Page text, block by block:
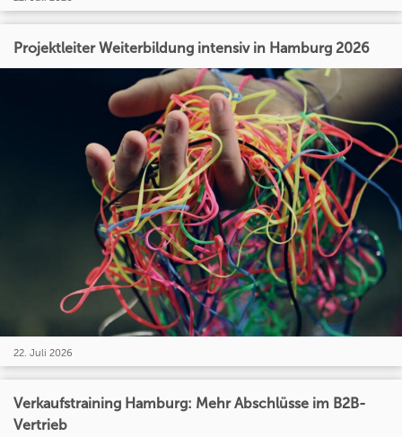
Projektleiter Weiterbildung intensiv in Hamburg 2026
22. Juli 2026
Verkaufstraining Hamburg: Mehr Abschlüsse im B2B-
Vertrieb